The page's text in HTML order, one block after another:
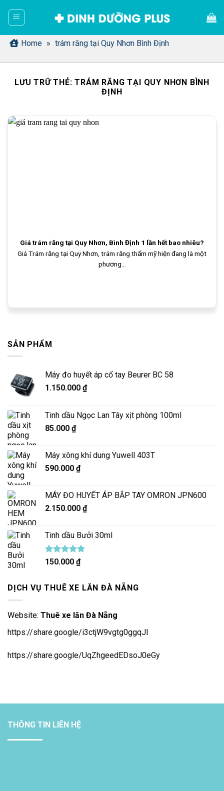
dung Home » trám răng tại Quy Nhơn Bình Định
LƯU TRỮ THẺ:TRÁM RĂNG TẠI QUY NHƠN BÌNH
ĐỊNH
Giá trám răng tại Quy Nhơn, Bình Định 1 lần hết bao nhiêu?
Giá Trám răng tại Quy Nhơn, trám răng thẩm mỹ hiện đang là một
phương...
SẢN PHẨM
Máy đo huyết áp cổ tay Beurer BC 58
1.150.000 ₫
Tinh dầu Ngọc Lan Tây xịt phòng 100ml
85.000 ₫
Máy xông khí dung Yuwell 403T
590.000 ₫
MÁY ĐO HUYẾT ÁP BẮP TAY OMRON JPN600
2.150.000 ₫
Tinh dầu Bưởi 30ml
Được xếp
5.00
150.000 ₫
DỊCH VỤ THUÊ XE LĂN ĐÀ NẴNG
Website: Thuê xe lăn Đà Nẵng
https://share.google/i3ctjW9vgtg0ggqJl
https://share.google/UqZhgeedEDsoJ0eGy
THÔNG TIN LIÊN HỆ